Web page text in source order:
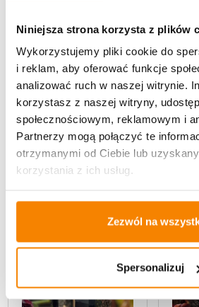
Niniejsza strona korzysta z plików
Wykorzystujemy pliki cookie do
i reklam, aby oferować funkcje
analizować ruch w naszej witrynie.
korzystasz z naszej witryny,
społecznościowym, reklamowym i
Partnerzy mogą połączyć te
otrzymanymi od Ciebie lub
korzystania z ich usług.
Zezwól na
Spersonalizuj
Świeca LED MD4 Złota
9,80zł
Pierwotna
cena
wynosiła:
9,80 zł.
4,99zł
Aktualna
cena
wynosi:
4,99 zł.
cena
cena